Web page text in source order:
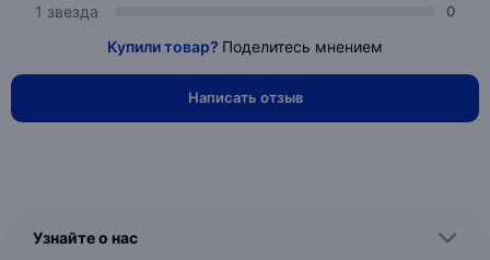
1 звезда 0
Купили товар? Поделитесь мнением
Написать отзыв
Узнайте о нас